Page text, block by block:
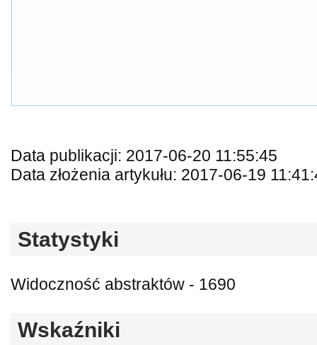
Data publikacji: 2017-06-20 11:55:45
Data złożenia artykułu: 2017-06-19
Statystyki
Widoczność abstraktów - 1690
Wskaźniki